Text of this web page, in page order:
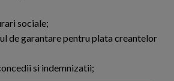
sociale;
de garantare pentru plata creantelor
si indemnizatii;